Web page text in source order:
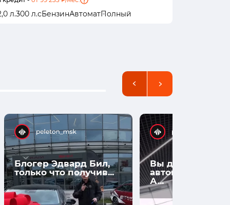
л.300 л.сБензинАвтоматПолный
Блогер Эдвард Бил,
только что получив...
Вы думаете, что
автомобили
А...